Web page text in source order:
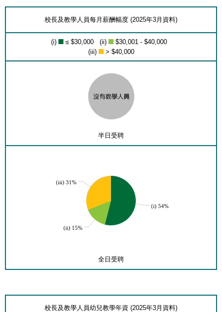
校長及教學人員每月薪酬幅度 (2025年3月資料)
(i) ≤ $30,000 (ii)
$30,001 - $40,000
(iii)
> $40,000
半日受聘
(iii) 31%
(ii) 15%
(i) 54%
全日受聘
校長及教學人員幼兒教學年資 (2025年3月資料)